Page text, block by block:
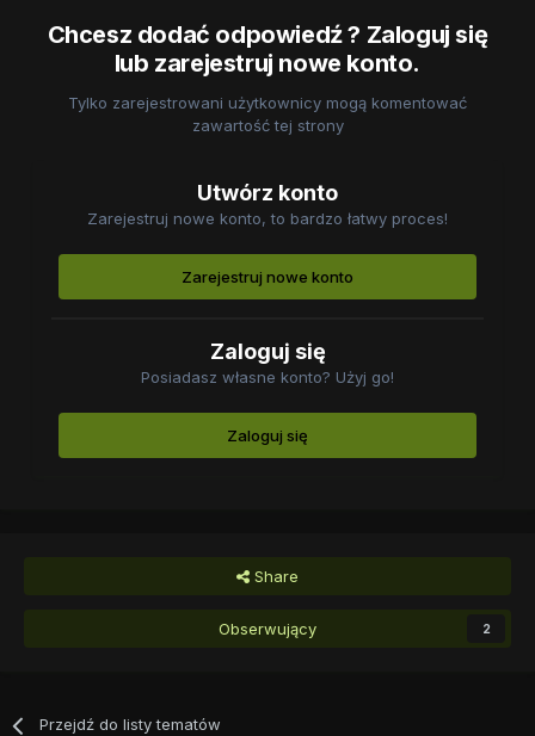
Chcesz dodać odpowiedź ? Zaloguj się
lub zarejestruj nowe konto.
Tylko zarejestrowani użytkownicy mogą komentować
zawartość tej strony
Utwórz konto
Zarejestruj nowe konto, to bardzo łatwy proces!
Zarejestruj nowe konto
Zaloguj się
Posiadasz własne konto? Użyj go!
Zaloguj się
Share
Obserwujący 2
Przejdź do listy tematów